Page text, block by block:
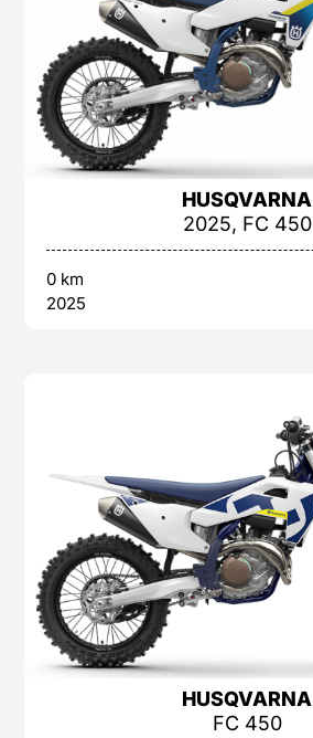
HUSQVARNA
2025, FC 450
0 km
2025
HUSQVARNA
FC 450